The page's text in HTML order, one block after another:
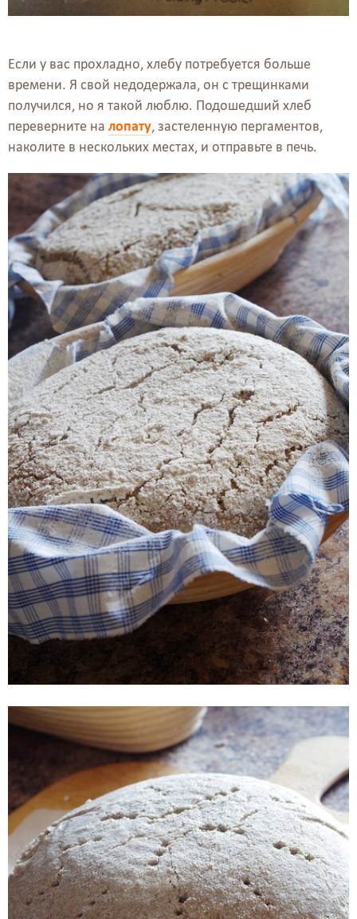
Если у вас прохладно, хлебу потребуется больше
времени. Я свой недодержала, он с трещинками
получился, но я такой люблю. Подошедший хлеб
переверните на лопату, застеленную пергаментов,
наколите в нескольких местах, и отправьте в печь.